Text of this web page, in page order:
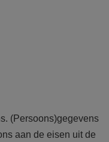
(Persoons)gegevens
aan de eisen uit de